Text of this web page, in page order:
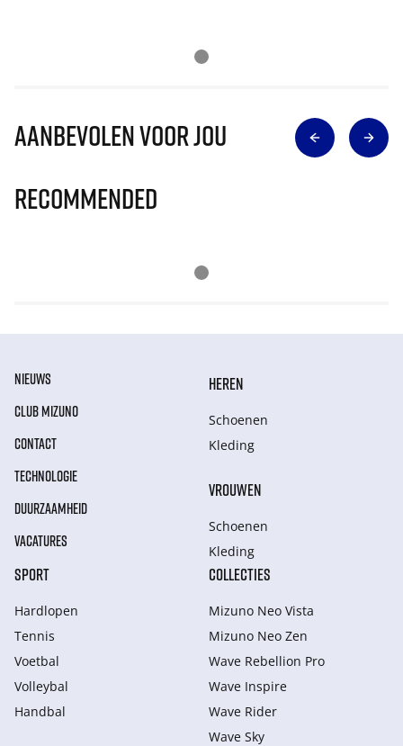
Aanbevolen voor jou
Recommended
NIEUWS
CLUB MIZUNO
CONTACT
TECHNOLOGIE
DUURZAAMHEID
VACATURES
HEREN
Schoenen
Kleding
VROUWEN
Schoenen
Kleding
SPORT
Hardlopen
Tennis
Voetbal
Volleybal
Handbal
COLLECTIES
Mizuno Neo Vista
Mizuno Neo Zen
Wave Rebellion Pro
Wave Inspire
Wave Rider
Wave Sky